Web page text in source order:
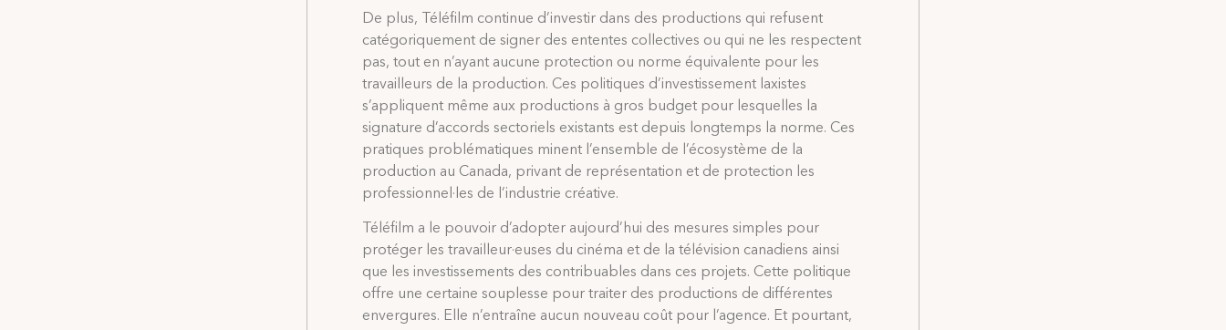
De plus, Téléfilm continue d’investir dans des productions qui refusent
catégoriquement de signer des ententes collectives ou qui ne les respectent
pas, tout en n’ayant aucune protection ou norme équivalente pour les
travailleurs de la production. Ces politiques d’investissement laxistes
s’appliquent même aux productions à gros budget pour lesquelles la
signature d’accords sectoriels existants est depuis longtemps la norme. Ces
pratiques problématiques minent l’ensemble de l’écosystème de la
production au Canada, privant de représentation et de protection les
professionnel·les de l’industrie créative.
Téléfilm a le pouvoir d’adopter aujourd’hui des mesures simples pour
protéger les travailleur·euses du cinéma et de la télévision canadiens ainsi
que les investissements des contribuables dans ces projets. Cette politique
offre une certaine souplesse pour traiter des productions de différentes
envergures. Elle n’entraîne aucun nouveau coût pour l’agence. Et pourtant,